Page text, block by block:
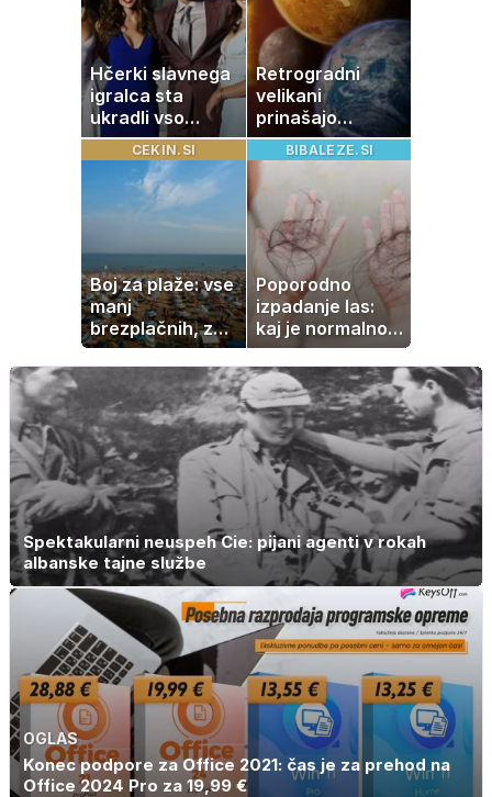
Hčerki slavnega
igralca sta
ukradli vso
pozornost
Retrogradni
velikani
prinašajo
pomembne
premike – kaj
pomeni, da so
Saturn, Neptun
in Pluton hkrati
retrogradni?
CEKIN.SI
Boj za plaže: vse
manj
brezplačnih, za
ležalnik in
senčnik tudi več
kot 40 evrov
BIBALEZE.SI
Poporodno
izpadanje las:
kaj je normalno
in kako si
pomagati
Spektakularni neuspeh Cie: pijani agenti v rokah
albanske tajne službe
OGLAS
Konec podpore za Office 2021: čas je za prehod na
Office 2024 Pro za 19,99 €